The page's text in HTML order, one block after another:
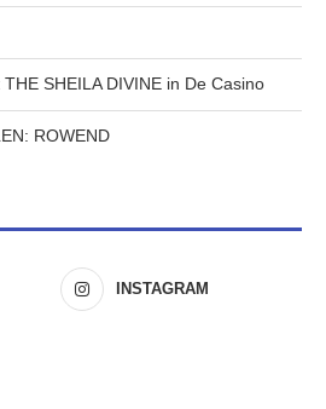
SHEILA DIVINE in De Casino
ROWEND
INSTAGRAM